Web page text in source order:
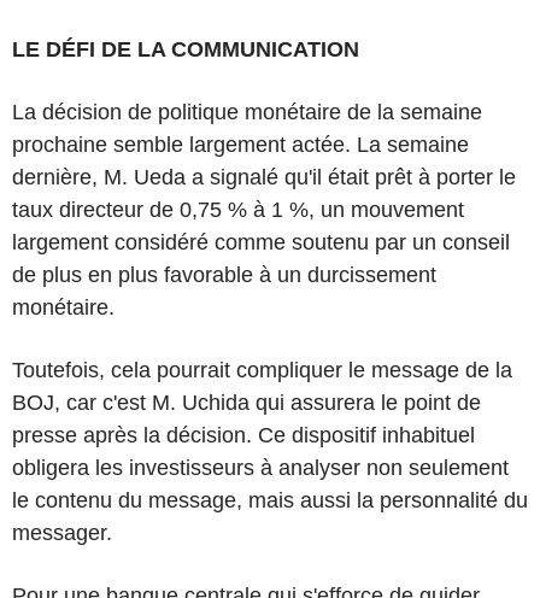
LE DÉFI DE LA COMMUNICATION
La décision de politique monétaire de la semaine
prochaine semble largement actée. La semaine
dernière, M. Ueda a signalé qu'il était prêt à porter le
taux directeur de 0,75 % à 1 %, un mouvement
largement considéré comme soutenu par un conseil
de plus en plus favorable à un durcissement
monétaire.
Toutefois, cela pourrait compliquer le message de la
BOJ, car c'est M. Uchida qui assurera le point de
presse après la décision. Ce dispositif inhabituel
obligera les investisseurs à analyser non seulement
le contenu du message, mais aussi la personnalité du
messager.